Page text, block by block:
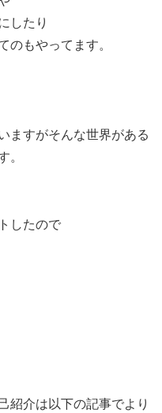
したり
のもやってます。
ますがそんな世界がある
。
したので
紹介は以下の記事でより